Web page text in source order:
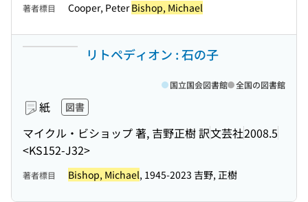
著者標目 Cooper, PeterBishop, Michael
リトペディオン : 石の子
紙 図書
マイクル・ビショップ 著, 吉野正樹 訳文芸社2008.5
<KS152-J32>
国立国会図書館 全国の図書館
著者標目 Bishop, Michael, 1945-2023 吉野, 正樹